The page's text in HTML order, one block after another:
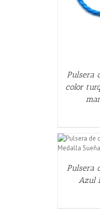
Pulsera
color
Pulsera
Azul